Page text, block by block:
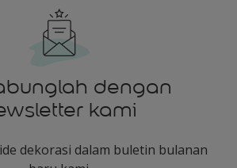
dengan
kami
dekorasi dalam buletin bulanan